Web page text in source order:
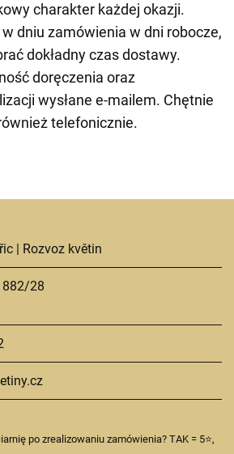
charakter każdej okazji.
dniu zamówienia w dni robocze,
dokładny czas dostawy.
doręczenia oraz
wysłane e-mailem. Chętnie
telefonicznie.
| Rozvoz květin
882/28
po zrealizowaniu zamówienia? TAK = 5⭐,